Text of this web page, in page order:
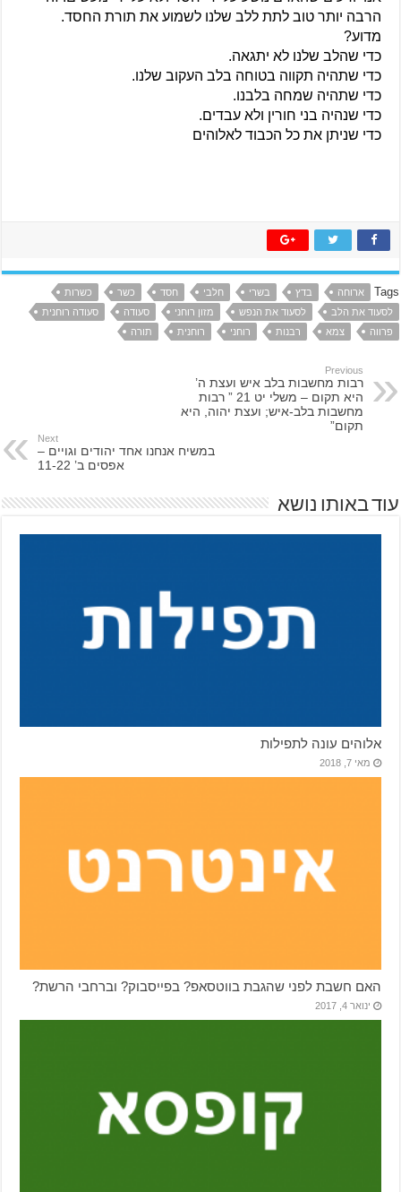
מדוע?
כדי שהלב שלנו לא יתגאה.
כדי שתהיה תקווה בטוחה בלב העקוב שלנו.
כדי שתהיה שמחה בלבנו.
כדי שנהיה בני חורין ולא עבדים.
כדי שניתן את כל הכבוד לאלוהים
Tags ארוחה בדץ בשרי חלבי חסד כשר
כשרות
לסעוד את הלב
לסעוד את הנפש מזון רוחני סעודה
סעודה רוחנית
פרווה
צמא רבנות רוחני רוחנית תורה
Previous
רבות מחשבות בלב איש ועצת ה’
היא תקום – משלי יט 21 ” רבות
מחשבות בלב-איש; ועצת יהוה, היא
תקום”
Next
במשיח אנחנו אחד יהודים וגויים –
אפסים ב’ 11-22
עוד באותו נושא
אלוהים עונה לתפילות
מאי 7, 2018
האם חשבת לפני שהגבת בווטסאפ? בפייסבוק? וברחבי הרשת?
ינואר 4, 2017